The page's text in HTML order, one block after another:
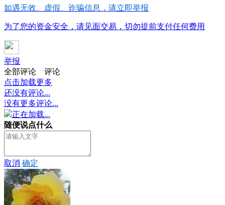
如遇无效、虚假、诈骗信息，请立即举报
为了您的资金安全，请见面交易，切勿提前支付任何费用
举报
全部评论
评论
点击加载更多
还没有评论...
没有更多评论...
正在加载...
随便说点什么
取消 确定